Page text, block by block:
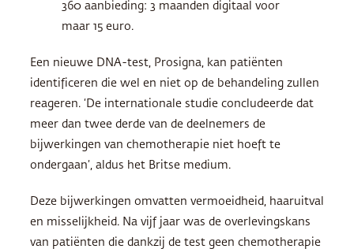
360 aanbieding: 3 maanden digitaal voor
maar 15 euro.
Een nieuwe DNA-test, Prosigna, kan patiënten
identificeren die wel en niet op de behandeling zullen
reageren. ‘De internationale studie concludeerde dat
meer dan twee derde van de deelnemers de
bijwerkingen van chemotherapie niet hoeft te
ondergaan’, aldus het Britse medium.
Deze bijwerkingen omvatten vermoeidheid, haaruitval
en misselijkheid. Na vijf jaar was de overlevingskans
van patiënten die dankzij de test geen chemotherapie